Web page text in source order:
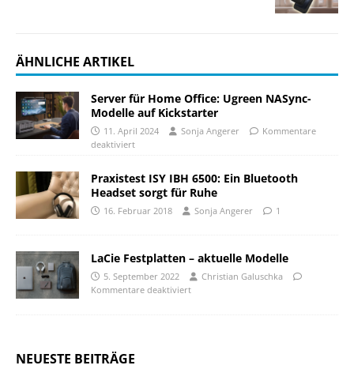
ÄHNLICHE ARTIKEL
Server für Home Office: Ugreen NASync-
Modelle auf Kickstarter
11. April 2024 Sonja Angerer
Kommentare
deaktiviert
Praxistest ISY IBH 6500: Ein Bluetooth
Headset sorgt für Ruhe
16. Februar 2018 Sonja Angerer 1
LaCie Festplatten – aktuelle Modelle
5. September 2022
Christian Galuschka
Kommentare deaktiviert
NEUESTE BEITRÄGE